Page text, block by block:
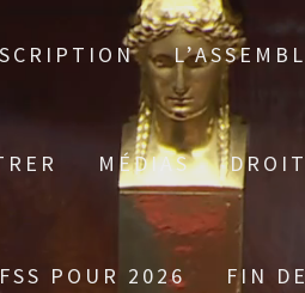
MÉDIAS
POUR 2026 FIN